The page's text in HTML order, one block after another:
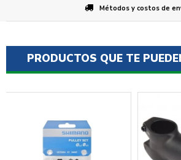
Métodos y costos de
PRODUCTOS QUE TE